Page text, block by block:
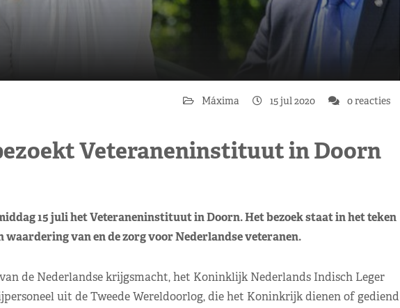
Máxima 15 jul 2020 0 reacties
Veteraneninstituut in Doorn
15 juli het Veteraneninstituut in Doorn. Het bezoek staat in het teken
waardering van en de zorg voor Nederlandse veteranen.
de Nederlandse krijgsmacht, het Koninklijk Nederlands Indisch Leger
uit de Tweede Wereldoorlog, die het Koninkrijk dienen of gediend